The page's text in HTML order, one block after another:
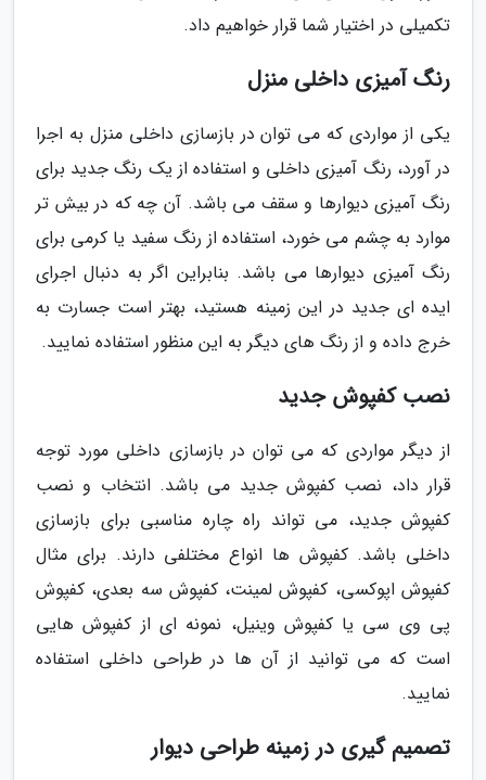
تکمیلی در اختیار شما قرار خواهیم داد.
رنگ آمیزی داخلی منزل
یکی از مواردی که می توان در بازسازی داخلی منزل به اجرا
در آورد، رنگ آمیزی داخلی و استفاده از یک رنگ جدید برای
رنگ آمیزی دیوارها و سقف می باشد. آن چه که در بیش تر
موارد به چشم می خورد، استفاده از رنگ سفید یا کرمی برای
رنگ آمیزی دیوارها می باشد. بنابراین اگر به دنبال اجرای
ایده ای جدید در این زمینه هستید، بهتر است جسارت به
خرج داده و از رنگ های دیگر به این منظور استفاده نمایید.
نصب کفپوش جدید
از دیگر مواردی که می توان در بازسازی داخلی مورد توجه
قرار داد، نصب کفپوش جدید می باشد. انتخاب و نصب
کفپوش جدید، می تواند راه چاره مناسبی برای بازسازی
داخلی باشد. کفپوش ها انواع مختلفی دارند. برای مثال
کفپوش اپوکسی، کفپوش لمینت، کفپوش سه بعدی، کفپوش
پی وی سی یا کفپوش وینیل، نمونه ای از کفپوش هایی
است که می توانید از آن ها در طراحی داخلی استفاده
نمایید.
تصمیم گیری در زمینه طراحی دیوار